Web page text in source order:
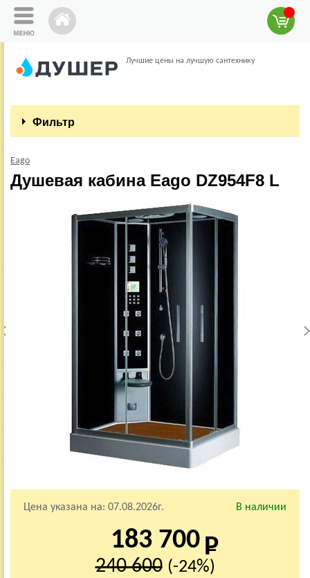
Лучшие цены на лучшую сантехнику
Фильтр
Eago
Душевая кабина Eago DZ954F8 L
Цена указана на: 07.08.2026г. В наличии
183 700
240 600 (-24%)